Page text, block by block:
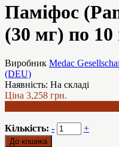
Паміфос
(30 мг) по
Виробник Medac
(DEU)
Наявність: На складі
Ціна 3,258 грн.
Кількість: - +